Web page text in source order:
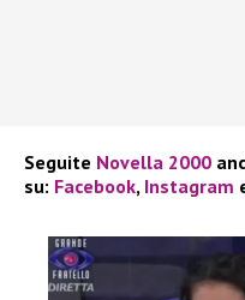
Seguite Novella 2000
su: Facebook, Instagram